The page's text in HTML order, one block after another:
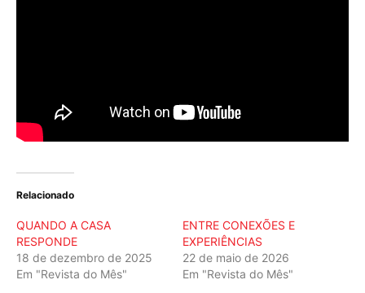
Relacionado
QUANDO A CASA
RESPONDE
18 de dezembro de 2025
Em "Revista do Mês"
ENTRE CONEXÕES E
EXPERIÊNCIAS
22 de maio de 2026
Em "Revista do Mês"